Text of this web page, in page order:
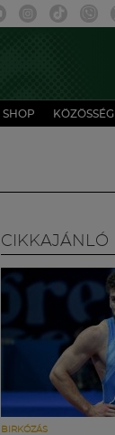
SHOP KÖZÖSSÉG
CIKKAJÁNLÓ
BIRKÓZÁS